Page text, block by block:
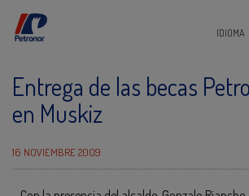
IDIOMA
Entrega de las becas
en Muskiz
16 NOVIEMBRE 2009